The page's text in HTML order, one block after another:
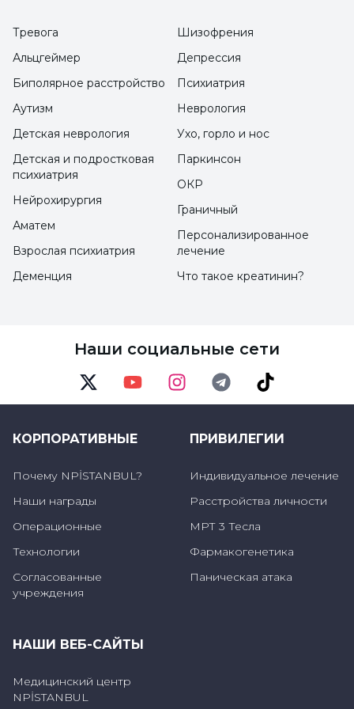
обязательств.
Тревога
Альцгеймер
Биполярное расстройство
Аутизм
Детская неврология
Шизофрения
Депрессия
Психиатрия
Неврология
Ухо, горло и нос
Детская и подростковая
психиатрия
Нейрохирургия
Аматем
Взрослая психиатрия
Деменция
Паркинсон
ОКР
Граничный
Персонализированное
лечение
Что такое креатинин?
Наши социальные сети
КОРПОРАТИВНЫЕ
Почему NPİSTANBUL?
Наши награды
Операционные
Технологии
Согласованные
учреждения
ПРИВИЛЕГИИ
Индивидуальное лечение
Расстройства личности
МРТ 3 Тесла
Фармакогенетика
Паническая атака
НАШИ ВЕБ-САЙТЫ
Медицинский центр
NPİSTANBUL